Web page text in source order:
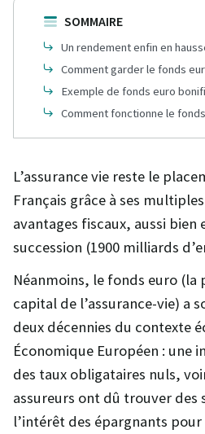
SOMMAIRE
Un rendement enfin en
Comment garder le fonds
Exemple de fonds euro
Comment fonctionne le
L’assurance vie reste le
Français grâce à ses
avantages fiscaux, aussi bien
succession (1900 milliards
Néanmoins, le fonds euro (la
capital de l’assurance-vie) a
deux décennies du contexte
Économique Européen : une
des taux obligataires nuls,
assureurs ont dû trouver
l’intérêt des épargnants